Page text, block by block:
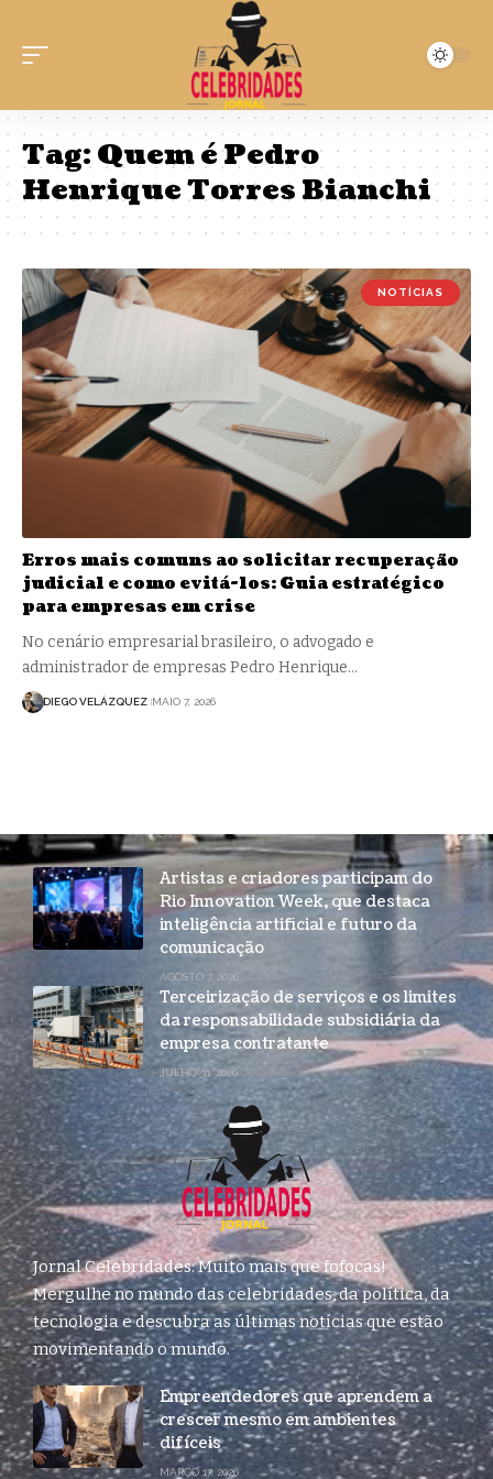
Tag:Quem é Pedro
Henrique Torres Bianchi
NOTÍCIAS
Erros mais comuns ao solicitar recuperação
judicial e como evitá-los: Guia estratégico
para empresas em crise
No cenário empresarial brasileiro, o advogado e
administrador de empresas Pedro Henrique…
DIEGO VELÁZQUEZ MAIO 7, 2026
Artistas e criadores participam do
Rio Innovation Week, que destaca
inteligência artificial e futuro da
comunicação
AGOSTO 7, 2026
Terceirização de serviços e os limites
da responsabilidade subsidiária da
empresa contratante
JULHO 31, 2026
Jornal Celebridades: Muito mais que fofocas!
Mergulhe no mundo das celebridades, da política, da
tecnologia e descubra as últimas notícias que estão
movimentando o mundo.
Empreendedores que aprendem a
crescer mesmo em ambientes
difíceis
MARÇO 17, 2026